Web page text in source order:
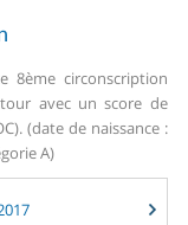
8ème circonscription
avec un score de
(date de naissance :
A)